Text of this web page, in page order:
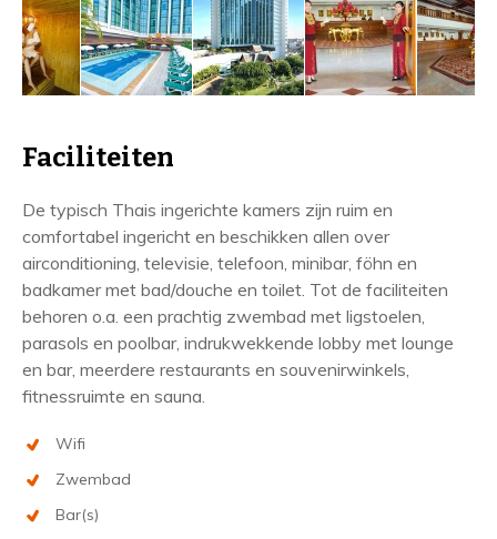
Faciliteiten
De typisch Thais ingerichte kamers zijn ruim en
comfortabel ingericht en beschikken allen over
airconditioning, televisie, telefoon, minibar, föhn en
badkamer met bad/douche en toilet. Tot de faciliteiten
behoren o.a. een prachtig zwembad met ligstoelen,
parasols en poolbar, indrukwekkende lobby met lounge
en bar, meerdere restaurants en souvenirwinkels,
fitnessruimte en sauna.
Wifi
Zwembad
Bar(s)